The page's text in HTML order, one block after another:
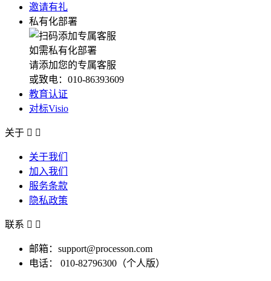
邀请有礼
私有化部署
如需私有化部署
请添加您的专属客服
或致电：010-86393609
教育认证
对标Visio
关于  
关于我们
加入我们
服务条款
隐私政策
联系  
邮箱：support@processon.com
电话：
010-82796300（个人版）